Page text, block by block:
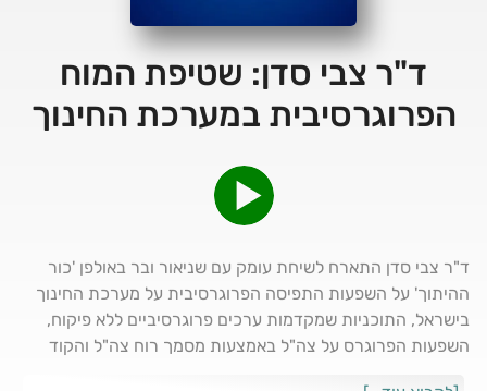
ד"ר צבי סדן: שטיפת המוח
הפרוגרסיבית במערכת החינוך
ד"ר צבי סדן התארח לשיחת עומק עם שניאור ובר באולפן 'כור
ההיתוך' על השפעות התפיסה הפרוגרסיבית על מערכת החינוך
בישראל, התוכניות שמקדמות ערכים פרוגרסיביים ללא פיקוח,
השפעות הפרוגרס על צה"ל באמצעות מסמך רוח צה"ל והקוד